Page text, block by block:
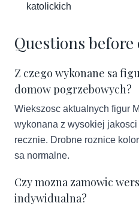
katolickich
Questions
Z czego wykonane sa
domow pogrzebowych?
Wiekszosc aktualnych figur
wykonana z wysokiej
recznie. Drobne roznice
sa normalne.
Czy mozna zamowic
indywidualna?